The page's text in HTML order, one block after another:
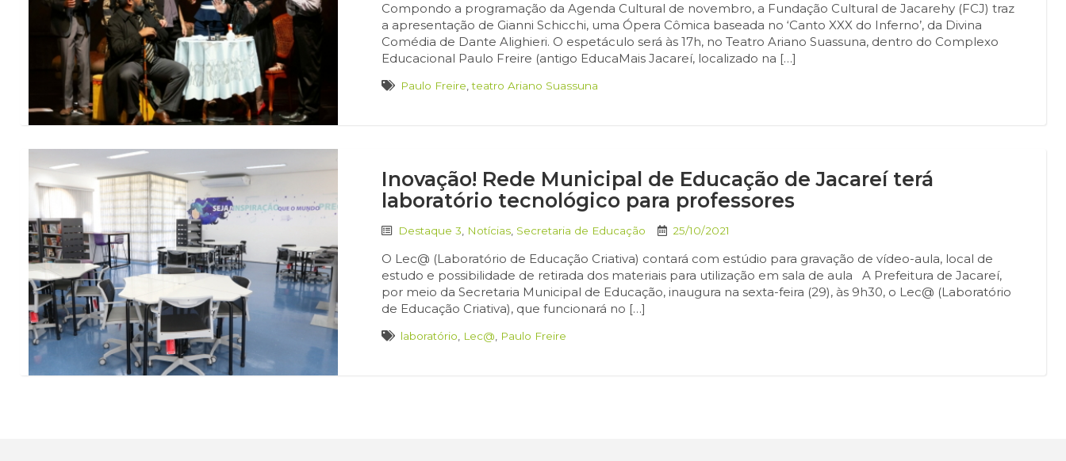
Compondo a programação da Agenda Cultural de novembro, a Fundação Cultural de Jacarehy (FCJ) traz
a apresentação de Gianni Schicchi, uma Ópera Cômica baseada no ‘Canto XXX do Inferno’, da Divina
Comédia de Dante Alighieri. O espetáculo será às 17h, no Teatro Ariano Suassuna, dentro do Complexo
Educacional Paulo Freire (antigo EducaMais Jacareí, localizado na […]
Paulo Freire ,teatro Ariano Suassuna
Inovação! Rede Municipal de Educação de Jacareí terá
laboratório tecnológico para professores
Destaque 3 Notícias Secretaria de Educação 25/10/2021
O Lec@ (Laboratório de Educação Criativa) contará com estúdio para gravação de vídeo-aula, local de
estudo e possibilidade de retirada dos materiais para utilização em sala de aula A Prefeitura de Jacareí,
por meio da Secretaria Municipal de Educação, inaugura na sexta-feira (29), às 9h30, o Lec@ (Laboratório
de Educação Criativa), que funcionará no […]
laboratório Lec@ Paulo Freire